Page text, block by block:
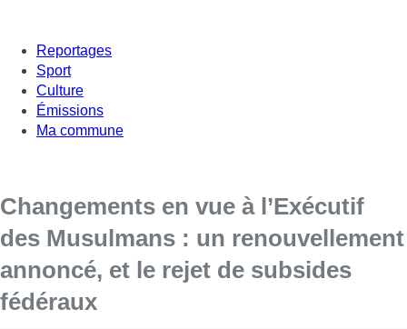
Reportages
Sport
Culture
Émissions
Ma commune
Changements en vue à l’Exécutif
des Musulmans : un renouvellement
annoncé, et le rejet de subsides
fédéraux